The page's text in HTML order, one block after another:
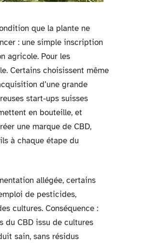
que la plante ne
: une simple inscription
agricole. Pour les
Certains choisissent même
d’une grande
start-ups suisses
en bouteille, et
une marque de CBD,
à chaque étape du
allégée, certains
de pesticides,
cultures. Conséquence :
du CBD issu de cultures
sain, sans résidus